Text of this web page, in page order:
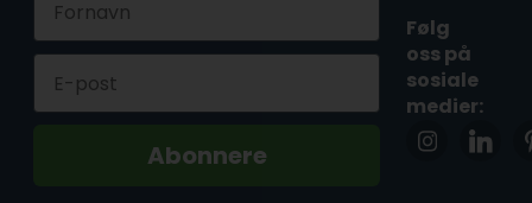
Abonnere
Følg
oss på
sosiale
medier: